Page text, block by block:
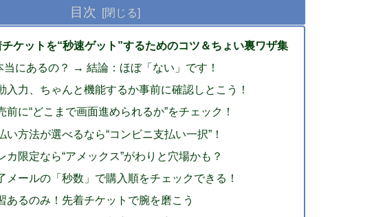
目次
ケットを“秒速ゲット”するためのコツ＆ちょい裏ワザ集
当にあるの？ → 結論：ほぼ「ない」です！
入力、ちゃんと機能するか事前に確認しとこう！
に“どこまで画面進められるか”をチェック！
方法が選べるなら“コンビニ支払い一択”！
限定なら“アメックス”がわりと穴場かも？
メールの「秒数」で購入順をチェックできる！
あるのみ！先着チケットで腕を磨こう